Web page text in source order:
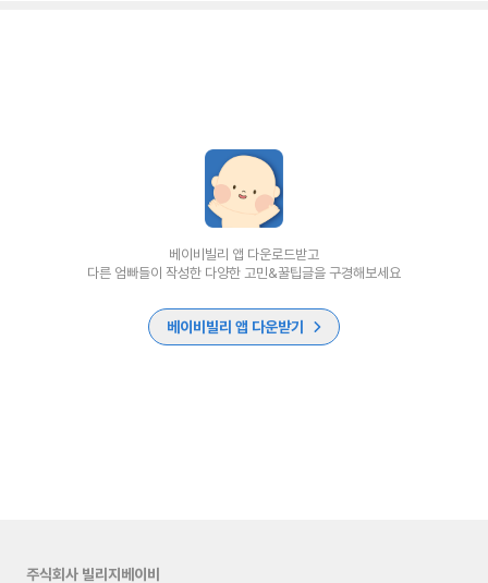
베이비빌리 앱 다운로드받고
다른 엄빠들이 작성한 다양한 고민&꿀팁글을 구경해보세요
베이비빌리 앱 다운받기
주식회사 빌리지베이비